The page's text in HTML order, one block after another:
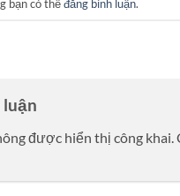
bạn có thểđăng bình luận.
được hiển thị công khai.